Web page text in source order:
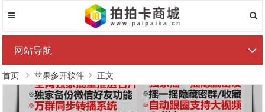
网站导航
首页 苹果多开软件 正文